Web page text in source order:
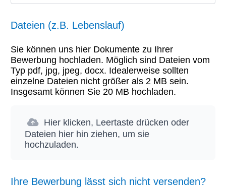
Dateien (z.B. Lebenslauf)
Sie können uns hier Dokumente zu Ihrer
Bewerbung hochladen. Möglich sind Dateien vom
Typ pdf, jpg, jpeg, docx. Idealerweise sollten
einzelne Dateien nicht größer als 2 MB sein.
Insgesamt können Sie 20 MB hochladen.
Hier klicken, Leertaste drücken oder
Dateien hier hin ziehen, um sie
hochzuladen.
Ihre Bewerbung lässt sich nicht versenden?